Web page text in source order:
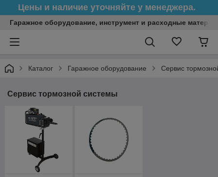
Цены и наличие уточняйте у менеджера.
Гаражное оборудование, инструмент и расходные
Каталог Гаражное оборудование Сервис
Сервис тормозной системы